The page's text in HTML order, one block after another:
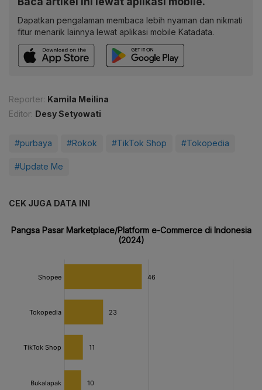
Dapatkan pengalaman membaca lebih nyaman dan nikmati
fitur menarik lainnya lewat aplikasi mobile Katadata.
Reporter: Kamila Meilina
Editor: Desy Setyowati
#purbaya #Rokok #TikTok Shop #Tokopedia
#Update Me
CEK JUGA DATA INI